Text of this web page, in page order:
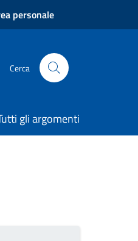
personale
Cerca
gli argomenti